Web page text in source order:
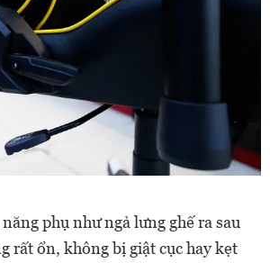
phụ như ngả lưng ghế ra sau
rất ổn, không bị giật cục hay kẹt